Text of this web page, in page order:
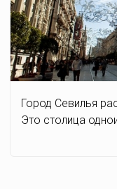
Город Севилья
Это столица